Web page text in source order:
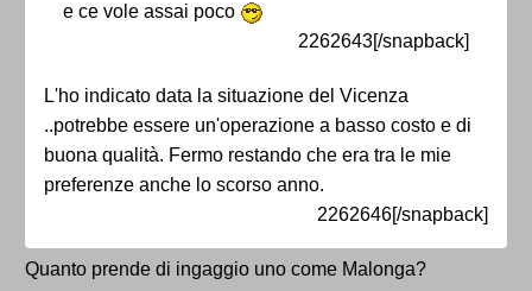
e ce vole assai poco
2262643[/snapback]
L'ho indicato data la situazione del Vicenza
..potrebbe essere un'operazione a basso costo e di
buona qualità. Fermo restando che era tra le mie
preferenze anche lo scorso anno.
2262646[/snapback]
Quanto prende di ingaggio uno come Malonga?